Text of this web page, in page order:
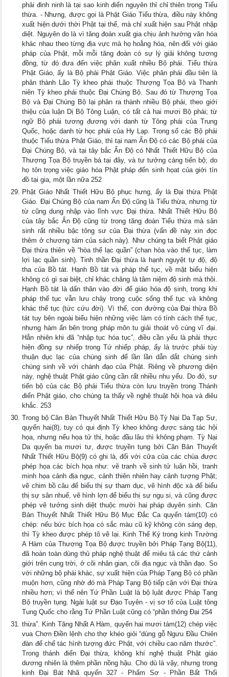
phải đinh ninh là tại sao kinh điển nguyên thỉ chỉ thiên trọng Tiểu
thừa. - Nhưng, được gọi là Phật Giáo Tiểu thừa, điều này không
xuất hiện dưới thời Phật tại thế, mà chỉ xuất hiện sau Phật nhập
diệt. Nguyên do là vì tăng đoàn xuất gia chịu ảnh hưởng văn hóa
khác nhau theo từng địa vực mà họ hoằng hóa, nên đối với giáo
pháp của Phật, mỗi mỗi tăng đoàn có sự lý giải không tương
đồng, từ đó đưa đến việc phân xuất nhiều Bộ phái. Tiểu thừa
Phật Giáo, ấy là Bộ phái Phật Giáo. Việc phân phái đầu tiên là
phân thành Lão Tỳ kheo phái thuộc Thượng Tọa Bộ và Thanh
niên Tỳ kheo phái thuộc Ðại Chúng Bộ. Sau đó từ Thượng Tọa
Bộ và Ðại Chúng Bộ lại phân ra thành nhiều Bộ phái, theo giới
thiệu của luận Dị Bộ Tông Luận, có tất cả hai mươi Bộ phái; từ
ngữ Bộ phái tương đương với danh từ Tông phái của Trung
Quốc, hoặc danh từ học phái của Hy Lạp. Trong số các Bộ phái
thuộc Tiểu thừa Phật Giáo, thì tại nam Ấn Ðộ có các Bộ phái của
Ðại Chúng Bộ, và tại tây bắc Ấn Ðộ có Nhất Thiết Hữu Bộ của
Thượng Tọa Bộ truyền bá tại đây, và tư tưởng càng tiến bộ; do
họ tôn trọng việc giáo hóa Phật pháp đến sinh họat của giới tín
đồ tại gia, một lần nữa 252
Phật Giáo Nhất Thiết Hữu Bộ phục hưng, ấy là Ðại thừa Phật
Giáo. Ðại Chúng Bộ của nam Ấn Ðộ cũng là Tiểu thừa, nhưng từ
từ cũng dung nhập vào lĩnh vực Ðại thừa. Nhất Thiết Hữu Bộ
của tây bắc Ấn Ðộ cũng từ trong tăng đoàn Tiểu thừa mà sản
sinh rất nhiều bậc tông sư của Ðại thừa (vấn đề này xin đọc
thêm ở chương tám của sách này). Như chúng ta biết Phật giáo
Ðại thừa thiên về “hòa thế lạc quần” (chan hòa vào thế tục, làm
lợi lạc quần sinh). Tinh thần Ðại thừa là hạnh nguyệt tự độ, độ
tha của Bồ tát. Hạnh Bồ tát và pháp thế tục, về mặt biểu hiện
không có gì sai biệt, chỉ khác chăng là tâm niệm độ sinh mà thôi.
Hạnh Bồ tát là dấn thân vào đời để giáo hóa độ sinh, trong khi
pháp thế tục vẫn lưu chảy trong cuộc sống thế tục và không
khác thế tục (tức cứu đời). Vì thế, con đường của Ðại thừa Bồ
tát tuy bên ngoài biểu hiện những việc làm có tính cách thế tục,
nhưng hàm ẩn bên trong pháp môn tu giải thoát vô cùng vĩ đại.
Hẳn nhiên khi đã “nhập tục hóa tục”, điều cần yếu là phải thực
hiện đồng sự nhiếp trong Tứ nhiếp pháp, ấy là trước phải tùy
thuận dục lạc của chúng sinh để lần lần dẫn dắt chúng sinh
chúng sinh về với chánh đạo của Phật. Riêng về phương diện
này, nghệ thuật Phật giáo cũng cần rất nhiều nhu yếu. Do đó, sự
tiến bộ của các Bộ phái Tiểu thừa còn lưu truyền trong Thánh
điển Phật giáo, cho chúng ta thấy về nghệ thuật hội họa và điêu
khắc. 253
Trong bộ Căn Bản Thuyết Nhất Thiết Hữu Bộ Tỳ Nại Da Tạp Sự,
quyển hai(8), tuy có qui định Tỳ kheo không được sáng tác hội
họa, nhưng nếu họa tử thi, hoặc đầu lâu thì không phạm. Tỳ Nại
Da quyển ba mươi tư, được truyền tụng bởi Căn Bản Thuyết
Nhất Thiết Hữu Bộ(9) có ghi là, đối với cửa của các chùa được
phép họa các bích họa như: vẽ tranh về sinh tử luân hồi, tranh
minh họa cảnh địa ngục, cảnh thiên nhiên hay cảnh tượng Phật;
vẽ chim bồ câu để biểu thị sự tham dục, vẽ hình độc xà để biểu
thị sự sân nhuế, vẽ hình lợn để biểu thị sự ngu si, và cũng được
phép vẽ tướng sinh diệt thuộc mười hai pháp duyên sinh. Căn
Bản Thuyết Nhất Thiết Hữu Bộ Mục Ðắc Ca quyển tám(10) có
chép: nếu bức bích họa có sắc màu cũ kỹ không còn sáng đẹp,
thì Tỳ kheo được phép tô vẽ lại. Kinh Thế Ký trong kinh Trường
A Hàm của Thượng Tọa Bộ được truyền bởi Pháp Tạng Bộ(11),
đã hoàn toàn dùng thủ pháp nghệ thuật để miêu tả các thứ cảnh
giới trên cung trời, ở cõi nhân gian, cõi địa ngục và thần đạo. So
với những bộ phái khác, sự xuất hiện của Pháp Tạng Bộ có phần
muộn hơn, cũng nhờ đó mà Pháp Tạng Bộ tiếp cận với Ðại thừa
nhiều hơn; vì thế nên Tứ Phần Luật là bộ lụât được Pháp Tạng
Bộ truyền tụng. Ngài luật sư Ðạo Tuyên - vị sơ tổ của Luật tông
Tung Quốc cho rằng Tứ Phần Luật cũng có “phần thông Ðại 254
thừa”. Kinh Tăng Nhất A Hàm, quyển hai mươi tám(12) chép việc
vua Chơn Ðiền lệnh cho thợ khéo giỏi “dùng gỗ Ngưu Ðầu Chiên
đàn để chế tác hình tượng đức Phật, với chiều cao năm thước”.
Trong thánh điển Ðại thừa, không khí nghệ thuật Phật giáo
dương nhiên là thêm phần nồng hậu. Cho dù là vậy, nhưng trong
kinh Ðại Bát Nhã quyển 327 - Phẩm Sơ - Phần Bất Thối